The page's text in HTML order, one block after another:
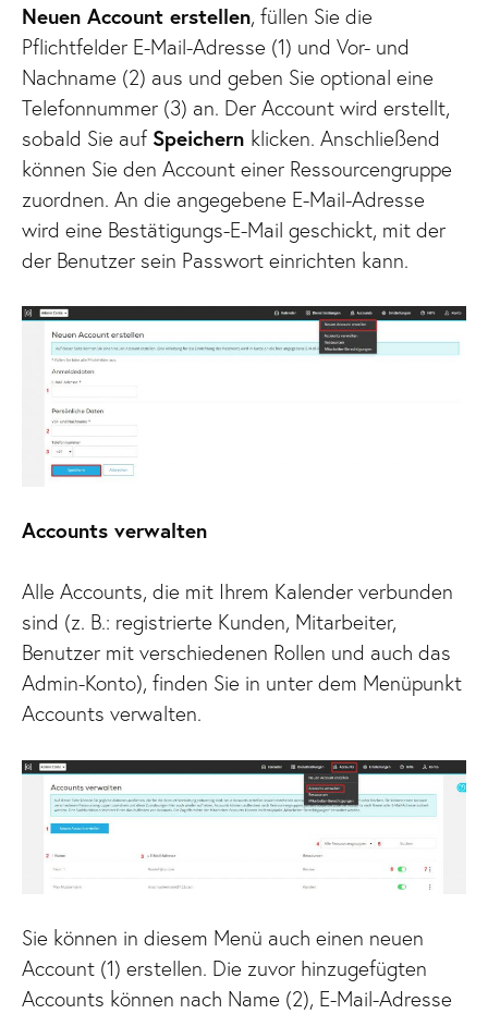
Neuen Account erstellen, füllen Sie die
Pflichtfelder E-Mail-Adresse (1) und Vor- und
Nachname (2) aus und geben Sie optional eine
Telefonnummer (3) an. Der Account wird erstellt,
sobald Sie auf Speichern klicken. Anschließend
können Sie den Account einer Ressourcengruppe
zuordnen. An die angegebene E-Mail-Adresse
wird eine Bestätigungs-E-Mail geschickt, mit der
der Benutzer sein Passwort einrichten kann.
Accounts verwalten
Alle Accounts, die mit Ihrem Kalender verbunden
sind (z. B.: registrierte Kunden, Mitarbeiter,
Benutzer mit verschiedenen Rollen und auch das
Admin-Konto), finden Sie in unter dem Menüpunkt
Accounts verwalten.
Sie können in diesem Menü auch einen neuen
Account (1) erstellen. Die zuvor hinzugefügten
Accounts können nach Name (2), E-Mail-Adresse